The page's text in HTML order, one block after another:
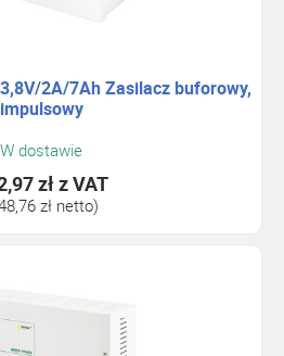
2A/7Ah Zasilacz buforowy,
impulsowy
W dostawie
złz VAT
zł netto)